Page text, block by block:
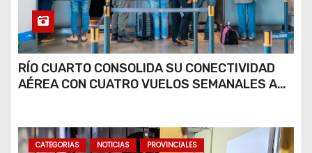
RÍO CUARTO CONSOLIDA SU CONECTIVIDAD
AÉREA CON CUATRO VUELOS SEMANALES A
CATEGORIAS NOTICIAS PROVINCIALES